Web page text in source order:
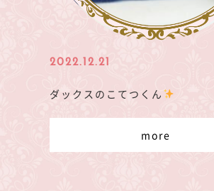
2022.12.21
ダックスのこてつくん
more